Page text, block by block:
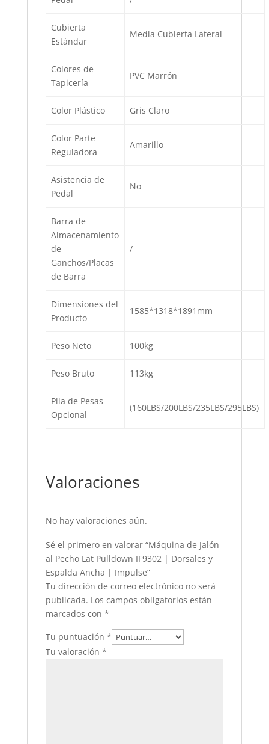
Cubierta
Estándar
Media Cubierta Lateral
Colores de
Tapicería
PVC Marrón
Color Plástico Gris Claro
Color Parte
Reguladora
Amarillo
Asistencia de
Pedal
No
Barra de
Almacenamiento
de
Ganchos/Placas
de Barra
/
Dimensiones del
Producto
1585*1318*1891mm
Peso Neto 100kg
Peso Bruto 113kg
Pila de Pesas
Opcional
(160LBS/200LBS/235LBS/295LBS)
Valoraciones
No hay valoraciones aún.
Sé el primero en valorar “Máquina de Jalón
al Pecho Lat Pulldown IF9302 | Dorsales y
Espalda Ancha | Impulse”
Tu dirección de correo electrónico no será
publicada. Los campos obligatorios están
marcados con *
Tu puntuación *
Tu valoración *